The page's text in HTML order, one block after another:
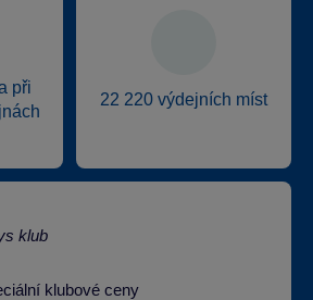
při
22 220 výdejních míst
klubové ceny